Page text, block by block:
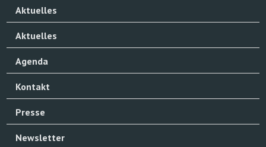
Aktuelles
Aktuelles
Agenda
Kontakt
Presse
Newsletter